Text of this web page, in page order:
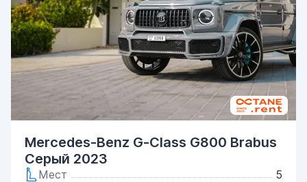
Mercedes-Benz G-Class G800 Brabus
Серый 2023
Мест
5